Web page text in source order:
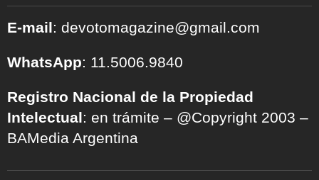
E-mail: devotomagazine@gmail.com
WhatsApp: 11.5006.9840
Registro Nacional de la Propiedad
Intelectual: en trámite – @Copyright 2003 –
BAMedia Argentina